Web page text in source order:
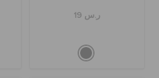
ر.س 19